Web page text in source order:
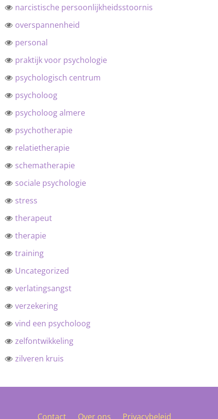
narcistische persoonlijkheidsstoornis
overspannenheid
personal
praktijk voor psychologie
psychologisch centrum
psycholoog
psycholoog almere
psychotherapie
relatietherapie
schematherapie
sociale psychologie
stress
therapeut
therapie
training
Uncategorized
verlatingsangst
verzekering
vind een psycholoog
zelfontwikkeling
zilveren kruis
Contact Over ons Privacybeleid